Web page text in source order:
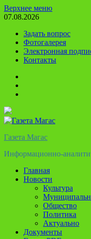
Перейти
к
Верхнее меню
07.08.2026
Задать вопрос
Фотогалерея
Электронная
Контакты
Газета Магас
Информационно-
Главная
Новости
Культура
Общество
Политика
Актуально
Документы